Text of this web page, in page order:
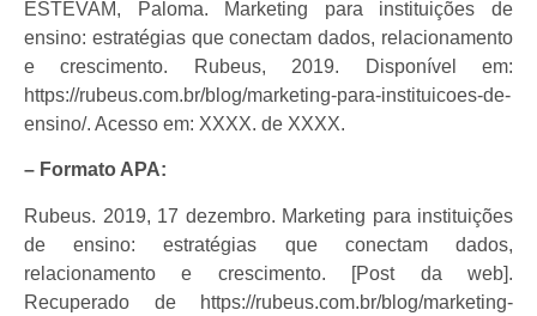
ESTEVAM, Paloma. Marketing para instituições de
ensino: estratégias que conectam dados, relacionamento
e crescimento. Rubeus, 2019. Disponível em:
https://rubeus.com.br/blog/marketing-para-instituicoes-de-
ensino/. Acesso em: XXXX. de XXXX.
– Formato APA:
Rubeus. 2019, 17 dezembro. Marketing para instituições
de ensino: estratégias que conectam dados,
relacionamento e crescimento. [Post da web].
Recuperado de https://rubeus.com.br/blog/marketing-